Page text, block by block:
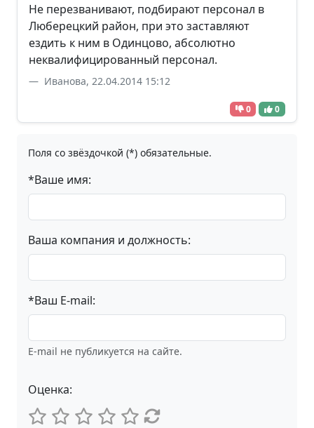
Не перезванивают, подбирают персонал в
Люберецкий район, при это заставляют
ездить к ним в Одинцово, абсолютно
неквалифицированный персонал.
Иванова, 22.04.2014 15:12
0 0
Поля со звёздочкой (*) обязательные.
*Ваше имя:
Ваша компания и должность:
*Ваш E-mail:
E-mail не публикуется на сайте.
Оценка: